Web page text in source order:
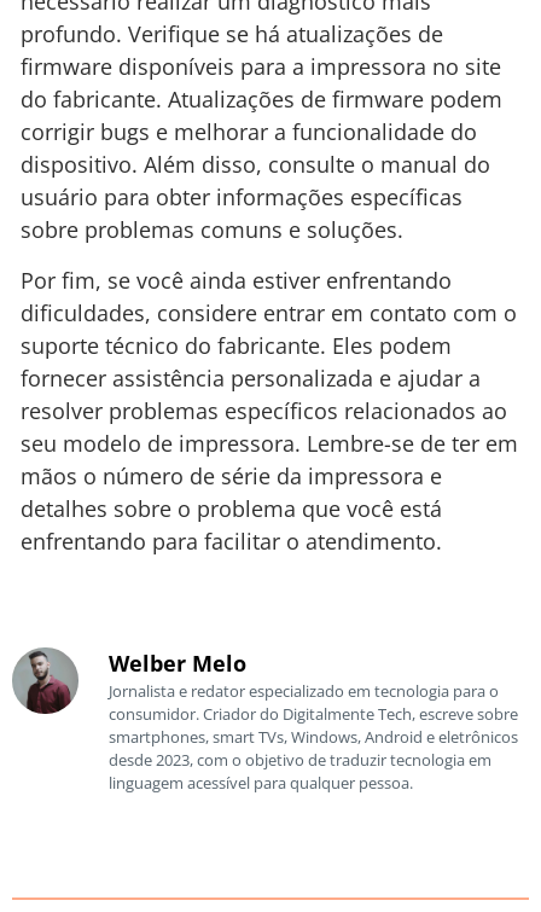
profundo. Verifique se há atualizações de
firmware disponíveis para a impressora no site
do fabricante. Atualizações de firmware podem
corrigir bugs e melhorar a funcionalidade do
dispositivo. Além disso, consulte o manual do
usuário para obter informações específicas
sobre problemas comuns e soluções.
Por fim, se você ainda estiver enfrentando
dificuldades, considere entrar em contato com o
suporte técnico do fabricante. Eles podem
fornecer assistência personalizada e ajudar a
resolver problemas específicos relacionados ao
seu modelo de impressora. Lembre-se de ter em
mãos o número de série da impressora e
detalhes sobre o problema que você está
enfrentando para facilitar o atendimento.
Welber Melo
Jornalista e redator especializado em tecnologia para o
consumidor. Criador do Digitalmente Tech, escreve sobre
smartphones, smart TVs, Windows, Android e eletrônicos
desde 2023, com o objetivo de traduzir tecnologia em
linguagem acessível para qualquer pessoa.